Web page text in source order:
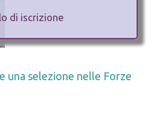
una selezione nelle Forze
di iscrizione